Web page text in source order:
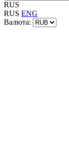
RUS
RUS ENG
Валюта: